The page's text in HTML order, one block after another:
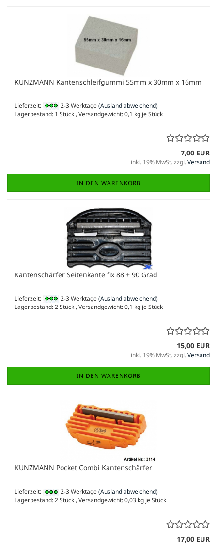
KUNZMANN Kantenschleifgummi 55mm x 30mm x 16mm
Lieferzeit: 2-3 Werktage(Ausland abweichend)
Lagerbestand: 1 Stück , Versandgewicht:0,1 kg je Stück
7,00 EUR
inkl. 19% MwSt. zzgl.Versand
IN DEN WARENKORB
Kantenschärfer Seitenkante fix 88 + 90 Grad
Lieferzeit: 2-3 Werktage(Ausland abweichend)
Lagerbestand: 2 Stück , Versandgewicht:0,1 kg je Stück
15,00 EUR
inkl. 19% MwSt. zzgl.Versand
IN DEN WARENKORB
KUNZMANN Pocket Combi Kantenschärfer
Lieferzeit: 2-3 Werktage(Ausland abweichend)
Lagerbestand: 2 Stück , Versandgewicht:0,03 kg je Stück
17,00 EUR